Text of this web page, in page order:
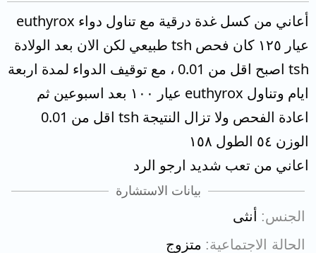
أعاني من كسل غدة درقية مع تناول دواء euthyrox
عيار ١٢٥ كان فحص tsh طبيعي لكن الان بعد الولادة
tsh اصبح اقل من 0.01 ، مع توقيف الدواء لمدة اربعة
ايام وتناول euthyrox عيار ١٠٠ بعد اسبوعين ثم
اعادة الفحص ولا تزال النتيجة tsh اقل من 0.01
الوزن ٥٤ الطول ١٥٨
اعاني من تعب شديد ارجو الرد
بيانات الاستشارة
الجنس
أنثى
الحالة الاجتماعية
متزوج